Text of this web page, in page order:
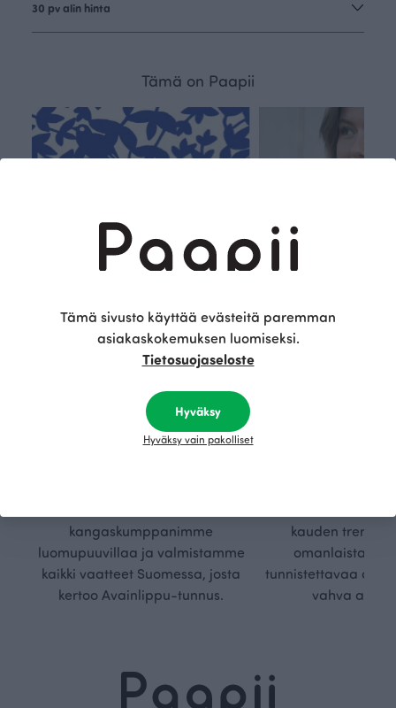
30 pv alin hinta
Tämä on Paapii
Kestä
vyys
Olemme aidosti vastuullinen,
kangaskumppanimme
luomupuuvillaa ja valmistamme
kaikki vaatteet Suomessa, josta
kertoo Avainlippu-tunnus.
kauden
omanlaista,
tunnistettavaa
vahva
Tämä sivusto käyttää evästeitä paremman
asiakaskokemuksen luomiseksi.
Tietosuojaseloste
Hyväksy
Hyväksy vain pakolliset